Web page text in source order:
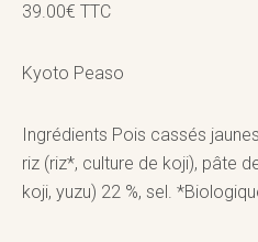
39.00€ TTC
Kyoto Peaso
Ingrédients Pois cassés
riz (riz*, culture de koji), pâte
koji, yuzu) 22 %, sel.